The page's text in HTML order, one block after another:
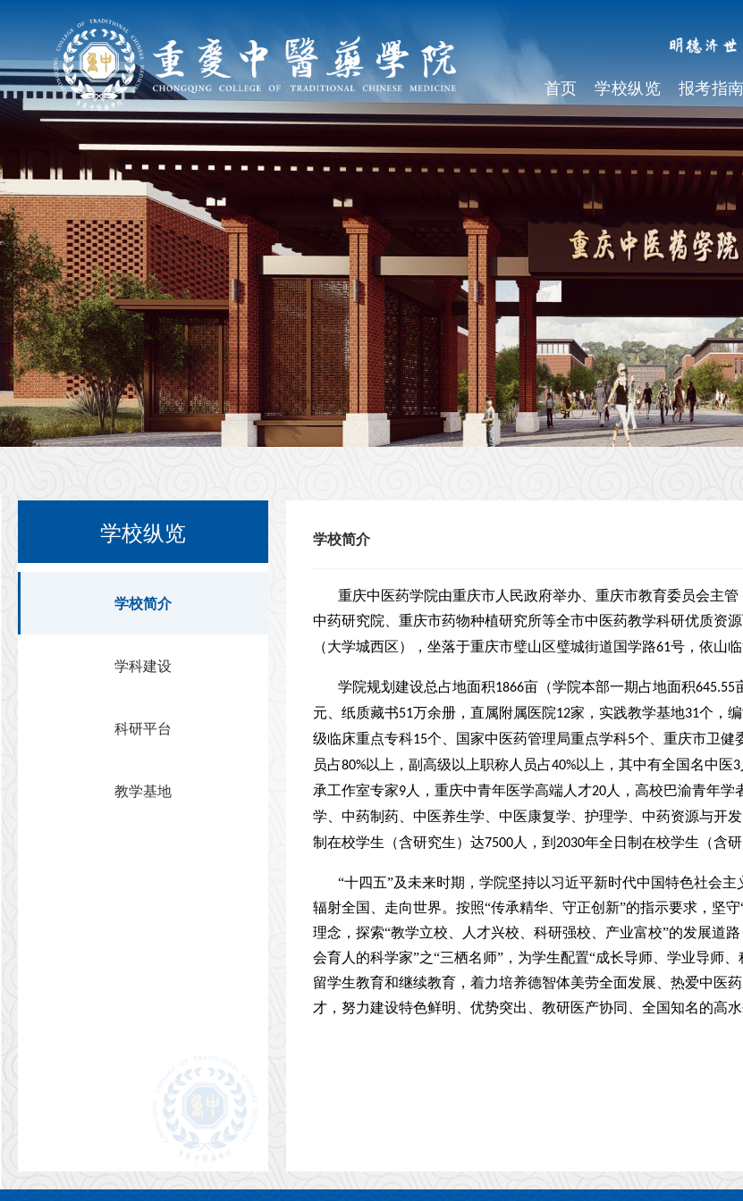
首页 学校纵览 报考指南
学校纵览
学校简介
学科建设
科研平台
教学基地
学校简介
重庆中医药学院由重庆市人民政府举办、重庆市教育委员会主
中药研究院、重庆市药物种植研究所等全市中医药教学科研优质资
（大学城西区），坐落于重庆市璧山区璧城街道国学路61号，依山
学院规划建设总占地面积1866亩（学院本部一期占地面积645.55
元、纸质藏书51万余册，直属附属医院12家，实践教学基地31个，
级临床重点专科15个、国家中医药管理局重点学科5个、重庆市卫健
员占80%以上，副高级以上职称人员占40%以上，其中有全国名中医3
承工作室专家9人，重庆中青年医学高端人才20人，高校巴渝青年学
学、中药制药、中医养生学、中医康复学、护理学、中药资源与开
制在校学生（含研究生）达7500人，到 2030年全日制在校学生（含
“十四五”及未来时期，学院坚持以习近平新时代中国特色社会
辐射全国、走向世界。按照“传承精华、守正创新”的指示要求，坚
理念，探索“教学立校、人才兴校、科研强校、产业富校”的发展道
会育人的科学家”之“三栖名师”，为学生配置“成长导师、学业导师
留学生教育和继续教育，着力培养德智体美劳全面发展、热爱中医
才，努力建设特色鲜明、优势突出、教研医产协同、全国知名的高水